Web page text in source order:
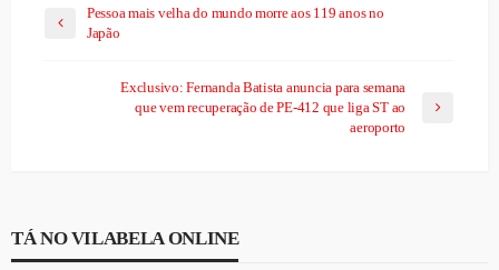
Pessoa mais velha do mundo morre aos 119 anos no
Japão
Exclusivo: Fernanda Batista anuncia para semana
que vem recuperação de PE-412 que liga ST ao
aeroporto
TÁ NO VILABELA ONLINE